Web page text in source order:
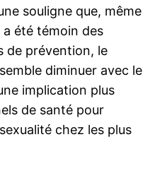
souligne que, même
a été témoin des
de prévention, le
diminuer avec le
implication plus
de santé pour
chez les plus